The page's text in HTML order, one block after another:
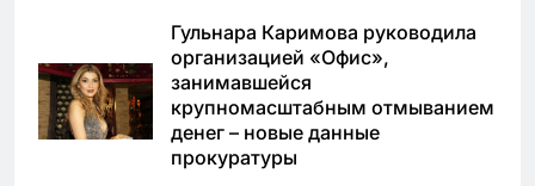
Гульнара Каримова руководила
организацией «Офис»,
занимавшейся
крупномасштабным отмыванием
денег – новые данные
прокуратуры